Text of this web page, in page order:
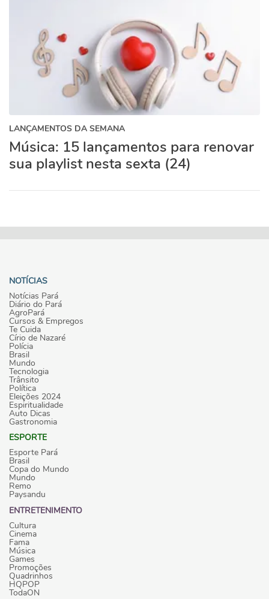
LANÇAMENTOS DA SEMANA
Música: 15 lançamentos para renovar
sua playlist nesta sexta (24)
NOTÍCIAS
Notícias Pará
Diário do Pará
AgroPará
Cursos & Empregos
Te Cuida
Círio de Nazaré
Polícia
Brasil
Mundo
Tecnologia
Trânsito
Política
Eleições 2024
Espiritualidade
Auto Dicas
Gastronomia
ESPORTE
Esporte Pará
Brasil
Copa do Mundo
Mundo
Remo
Paysandu
ENTRETENIMENTO
Cultura
Cinema
Fama
Música
Games
Promoções
Quadrinhos
HQPOP
TodaON